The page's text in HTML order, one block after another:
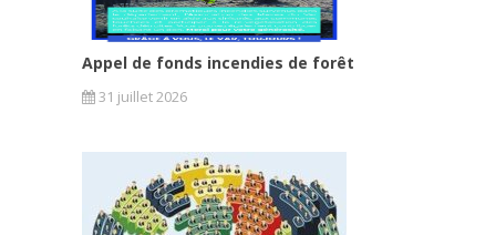
Appel de fonds incendies de forêt
31 juillet 2026